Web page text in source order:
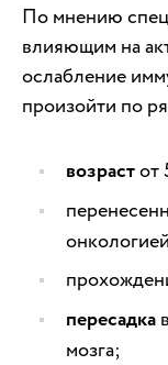
По мнению
влияющим на
ослабление
произойти по
возрастот
пересадка
мозга;